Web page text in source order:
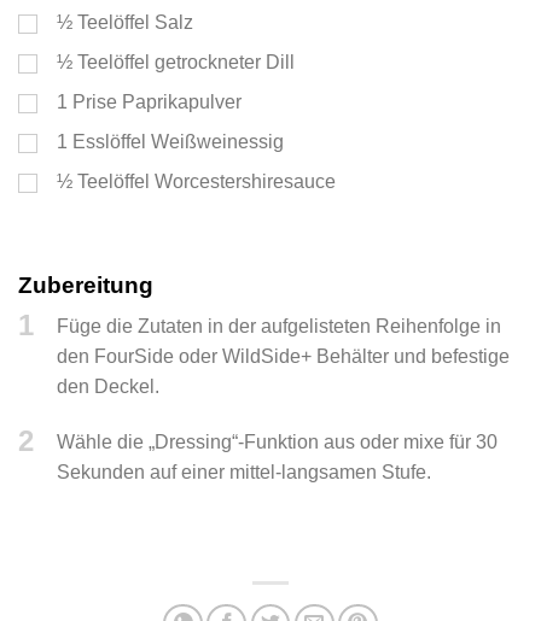
½ Teelöffel Salz
½ Teelöffel getrockneter Dill
1 Prise Paprikapulver
1 Esslöffel Weißweinessig
½ Teelöffel Worcestershiresauce
Zubereitung
1
Füge die Zutaten in der aufgelisteten Reihenfolge in
den FourSide oder WildSide+ Behälter und befestige
den Deckel.
2
Wähle die „Dressing“-Funktion aus oder mixe für 30
Sekunden auf einer mittel-langsamen Stufe.